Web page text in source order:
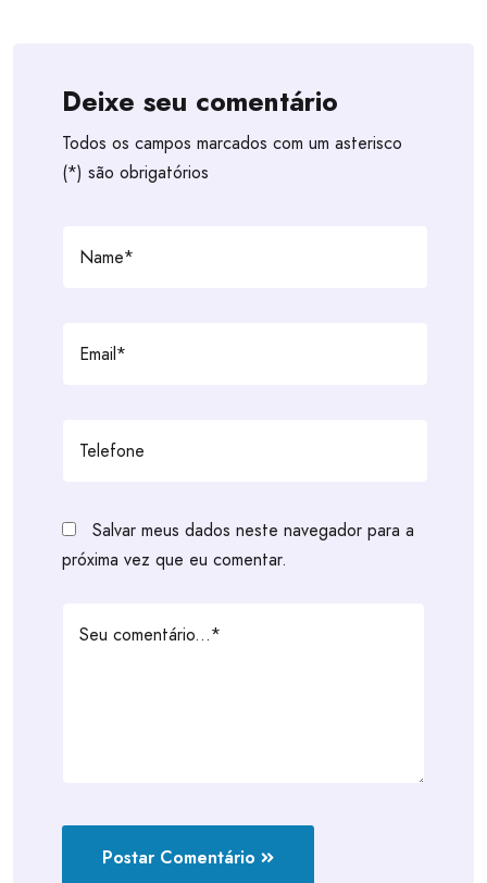
Deixe seu comentário
Todos os campos marcados com um asterisco
(*) são obrigatórios
Salvar meus dados neste navegador para a
próxima vez que eu comentar.
Postar Comentário